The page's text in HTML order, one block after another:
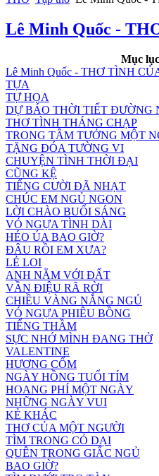
Lê Minh Quốc -
Mục lục
Lê Minh Quốc - THƠ TÌNH
TỰA
TỰ HỌA
DỰ BÁO THỜI TIẾT ĐƯỜNG
THƠ TÌNH THÁNG CHẠP
TRONG TÂM TƯỞNG MỘT
TẶNG ĐÓA TƯỜNG VI
CHUYỆN TÌNH THỜI ĐẠI
CŨNG KỆ
TIẾNG CƯỜI ĐÃ NHẠT
CHÚC EM NGỦ NGON
LỜI CHÀO BUỔI SÁNG
VÓ NGỰA TÌNH DÀI
HÉO ÚA BAO GIỜ?
ĐÂU RỒI EM XƯA?
LẺ LOI
ANH NẰM VỚI ĐẤT
VẦN ĐIỆU RÃ RỜI
CHIỀU VÀNG NẮNG NGỦ
VÓ NGỰA PHIÊU BỒNG
TIẾNG THẦM
SỰC NHỚ MÌNH ĐANG THỞ
VALENTINE
HƯƠNG CỐM
NGÀY HỒNG TUỔI TÍM
HOANG PHÍ MỘT NGÀY
NHỮNG NGÀY VUI
KẺ KHÁC
THƠ CỦA MỘT NGƯỜI
TÌM TRONG CỎ DẠI
QUÊN TRONG GIẤC NGỦ
BAO GIỜ?